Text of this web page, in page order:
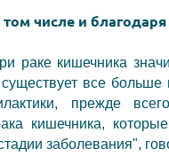
числе и
кишечника
все
прежде
кишечника,
заболевания",